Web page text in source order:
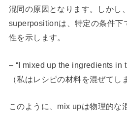
混同の原因となります。しかし
superpositionは、特定の条件下
性を示します。
– “I mixed up the ingredients in
（私はレシピの材料を混ぜてし
このように、mix upは物理的な